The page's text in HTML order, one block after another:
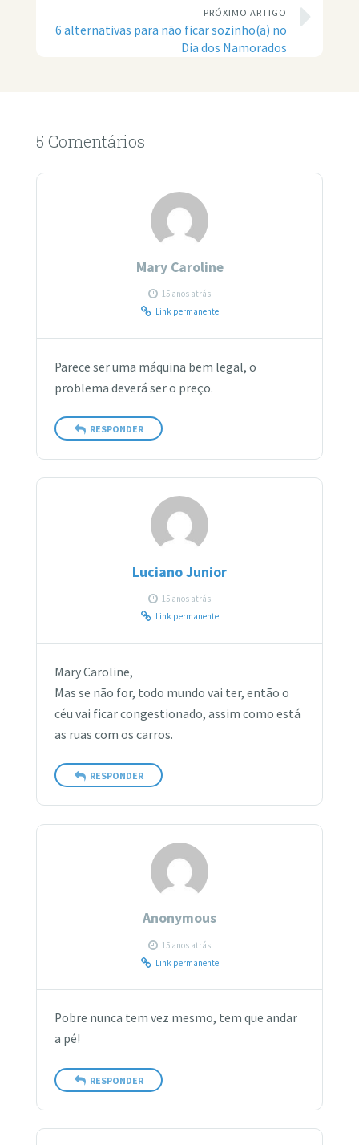
PRÓXIMO ARTIGO
6 alternativas para não ficar sozinho(a) no
Dia dos Namorados
5 Comentários
Mary Caroline
15 anos atrás
Link permanente
Parece ser uma máquina bem legal, o
problema deverá ser o preço.
RESPONDER
Luciano Junior
15 anos atrás
Link permanente
Mary Caroline,
Mas se não for, todo mundo vai ter, então o
céu vai ficar congestionado, assim como está
as ruas com os carros.
RESPONDER
Anonymous
15 anos atrás
Link permanente
Pobre nunca tem vez mesmo, tem que andar
a pé!
RESPONDER